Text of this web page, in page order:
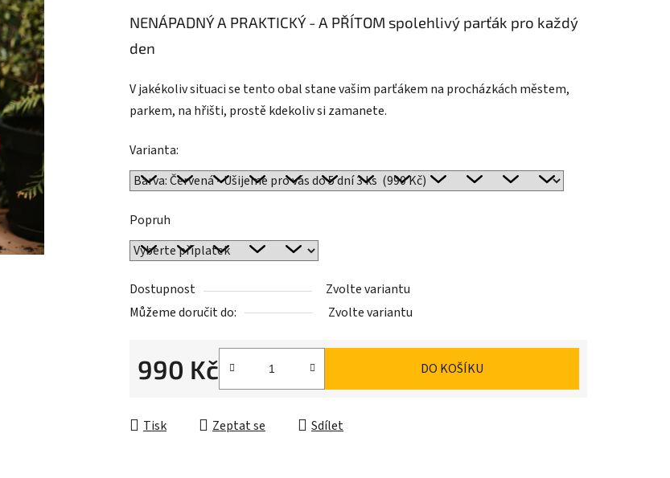
produktu
je
z
5
NENÁPADNÝ A PRAKTICKÝ - A PŘÍTOM spolehlivý parťák pro každý
den
V jakékoliv situaci se tento obal stane vašim parťákem na procházkách městem,
parkem, na hřišti, prostě kdekoliv si zamanete.
Varianta:
Popruh
Dostupnost
Zvolte variantu
Můžeme doručit do:
Zvolte variantu
990 Kč DO KOŠÍKU
Tisk Zeptat se Sdílet